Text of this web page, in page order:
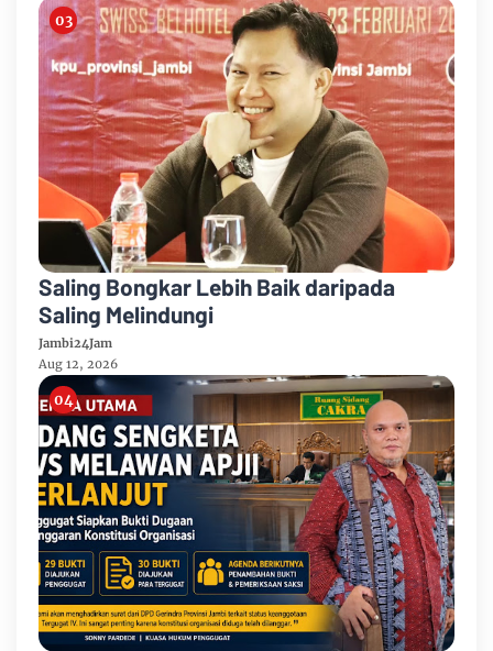
Saling Bongkar Lebih Baik daripada
Saling Melindungi
Jambi24Jam
Aug 12, 2026